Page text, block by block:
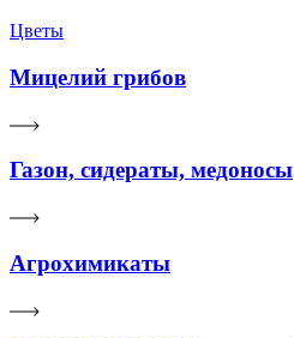
Цветы
Мицелий грибов
Газон, сидераты, медоносы
Агрохимикаты